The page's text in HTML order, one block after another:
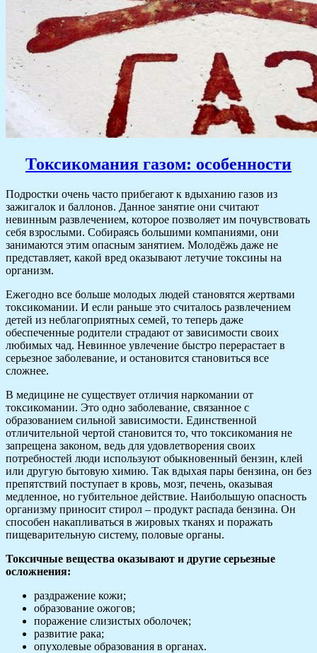
Токсикомания газом: особенности
Подростки очень часто прибегают к вдыханию газов из
зажигалок и баллонов. Данное занятие они считают
невинным развлечением, которое позволяет им почувствовать
себя взрослыми. Собираясь большими компаниями, они
занимаются этим опасным занятием. Молодёжь даже не
представляет, какой вред оказывают летучие токсины на
организм.
Ежегодно все больше молодых людей становятся жертвами
токсикомании. И если раньше это считалось развлечением
детей из неблагоприятных семей, то теперь даже
обеспеченные родители страдают от зависимости своих
любимых чад. Невинное увлечение быстро перерастает в
серьезное заболевание, и остановится становиться все
сложнее.
В медицине не существует отличия наркомании от
токсикомании. Это одно заболевание, связанное с
образованием сильной зависимости. Единственной
отличительной чертой становится то, что токсикомания не
запрещена законом, ведь для удовлетворения своих
потребностей люди используют обыкновенный бензин, клей
или другую бытовую химию. Так вдыхая пары бензина, он без
препятствий поступает в кровь, мозг, печень, оказывая
медленное, но губительное действие. Наибольшую опасность
организму приносит стирол – продукт распада бензина. Он
способен накапливаться в жировых тканях и поражать
пищеварительную систему, половые органы.
Токсичные вещества оказывают и другие серьезные
осложнения:
раздражение кожи;
образование ожогов;
поражение слизистых оболочек;
развитие рака;
опухолевые образования в органах.